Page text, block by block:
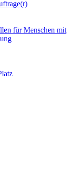
für Menschen mit